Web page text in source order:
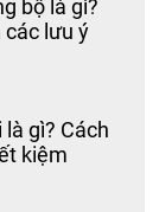
bộ là gì?
các lưu ý
gì? Cách
kiệm